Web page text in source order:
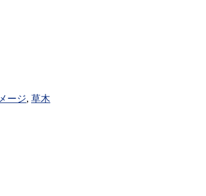
ージ, 草木